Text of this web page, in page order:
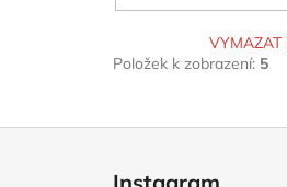
VYMAZAT
Položek k zobrazení: 5